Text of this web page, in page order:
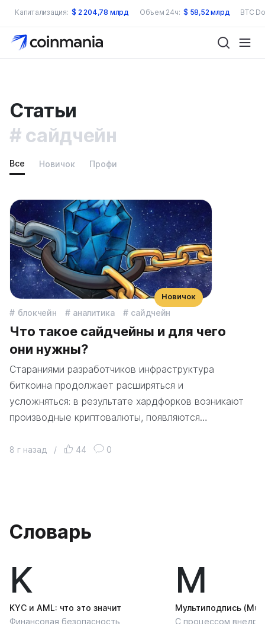
Капитализация: $ 2 204,78 млрд Объем 24ч: $ 58,52 млрд BTC
Статьи
сайдчейн
Все Новичок Профи
блокчейн аналитика сайдчейн
Что такое сайдчейны и для чего
они нужны?
Стараниями разработчиков инфраструктура
биткоина продолжает расширяться и
усложняться: в результате хардфорков возникают
производные криптовалюты, появляются…
8 г назад / 44 0
Новичок
Словарь
K
KYС и AML: что это значит
Финансовая безопасность
М
Мультиподпись
С процессом